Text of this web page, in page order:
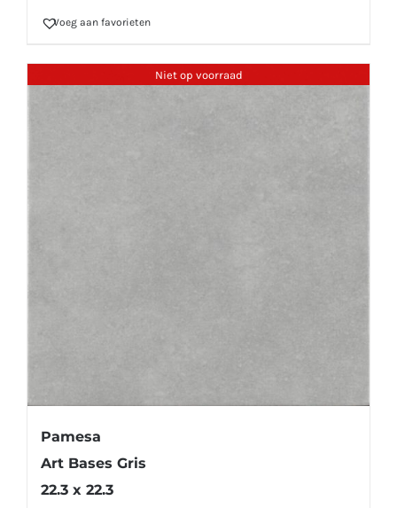
Voeg aan favorieten
Niet op voorraad
Pamesa
Art Bases Gris
22.3 x 22.3